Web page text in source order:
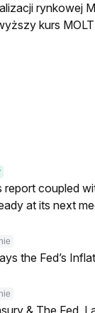
rynkowej
kurs
report coupled
at its next
the Fed’s
& The Fed,